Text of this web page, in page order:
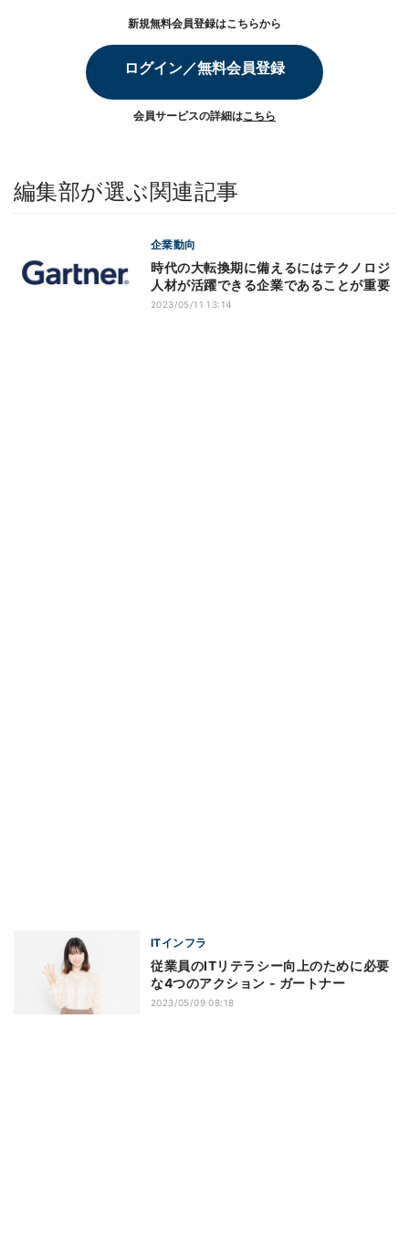
新規無料会員登録はこちらから
ログイン／無料会員登録
会員サービスの詳細はこちら
編集部が選ぶ関連記事
企業動向
時代の大転換期に備えるにはテクノロジ
人材が活躍できる企業であることが重要
2023/05/11 13:14
ITインフラ
従業員のITリテラシー向上のために必要
な4つのアクション - ガートナー
2023/05/09 08:18